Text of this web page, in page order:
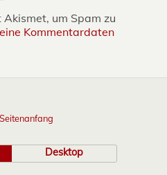
um Spam zu
Kommentardaten
Desktop